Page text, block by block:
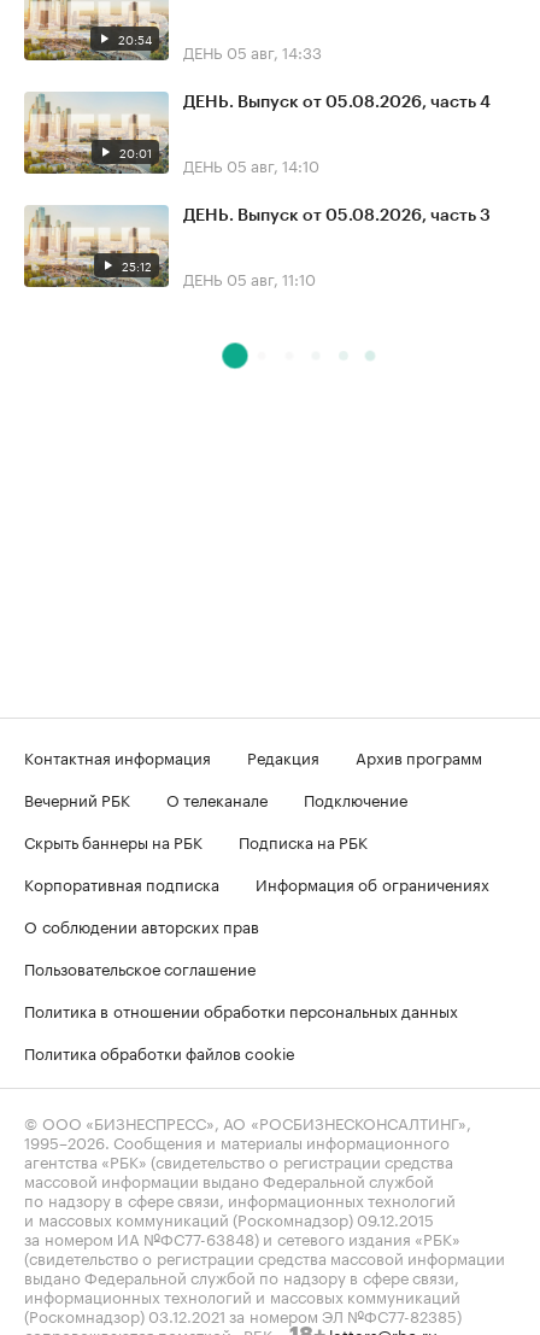
20:54 ДЕНЬ 05 авг, 14:33
20:01
ДЕНЬ. Выпуск от 05.08.2026, часть 4
ДЕНЬ 05 авг, 14:10
25:12
ДЕНЬ. Выпуск от 05.08.2026, часть 3
ДЕНЬ 05 авг, 11:10
Контактная информация Редакция
Архив программ
Вечерний РБК
О телеканале
Подключение
Скрыть баннеры на РБК
Подписка на РБК
Корпоративная подписка
Информация об ограничениях
О соблюдении авторских прав
Пользовательское соглашение
Политика в отношении обработки персональных данных
Политика обработки файлов cookie
© ООО «БИЗНЕСПРЕСС», АО «РОСБИЗНЕСКОНСАЛТИНГ»,
1995–2026 . Сообщения и материалы информационного
агентства «РБК» (свидетельство о регистрации средства
массовой информации выдано Федеральной службой
по надзору в сфере связи, информационных технологий
и массовых коммуникаций (Роскомнадзор) 09.12.2015
за номером ИА №ФС77-63848) и сетевого издания «РБК»
(свидетельство о регистрации средства массовой информации
выдано Федеральной службой по надзору в сфере связи,
информационных технологий и массовых коммуникаций
(Роскомнадзор) 03.12.2021 за номером ЭЛ №ФС77-82385)